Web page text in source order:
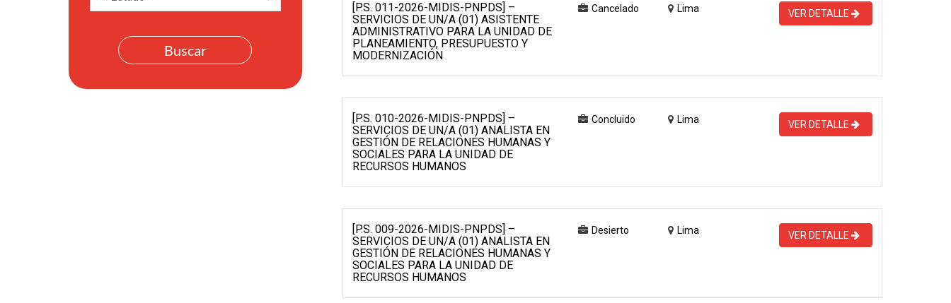
[P.S. 011-2026-MIDIS-PNPDS] –
SERVICIOS DE UN/A (01) ASISTENTE
ADMINISTRATIVO PARA LA UNIDAD DE
PLANEAMIENTO, PRESUPUESTO Y
MODERNIZACIÓN
Cancelado Lima VER DETALLE
[P.S. 010-2026-MIDIS-PNPDS] –
SERVICIOS DE UN/A (01) ANALISTA EN
GESTIÓN DE RELACIONES HUMANAS Y
SOCIALES PARA LA UNIDAD DE
RECURSOS HUMANOS
Concluido Lima VER DETALLE
[P.S. 009-2026-MIDIS-PNPDS] –
SERVICIOS DE UN/A (01) ANALISTA EN
GESTIÓN DE RELACIONES HUMANAS Y
SOCIALES PARA LA UNIDAD DE
RECURSOS HUMANOS
Desierto Lima VER DETALLE